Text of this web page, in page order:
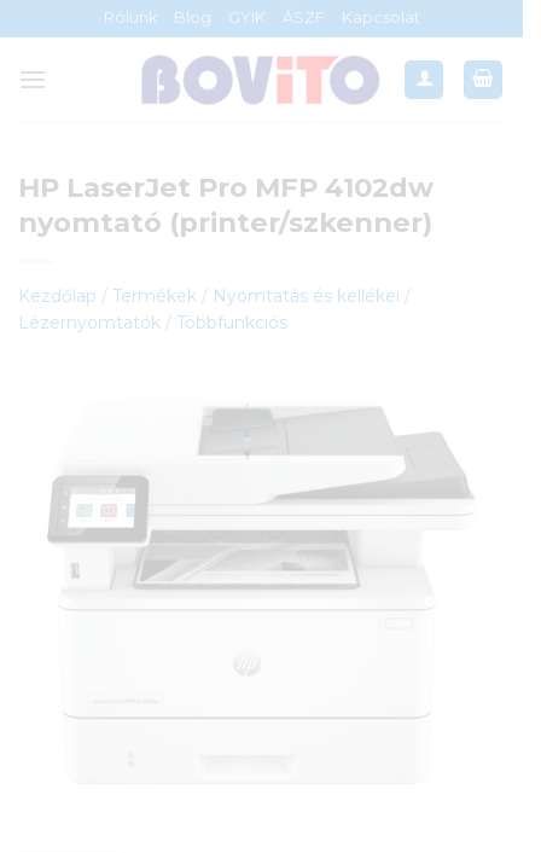
to
content
Rólunk Blog GYIK ÁSZF Kapcsolat
HP LaserJet Pro MFP 4102dw
nyomtató (printer/szkenner)
Kezdőlap / Termékek / Nyomtatás és kellékei /
Lézernyomtatók / Többfunkciós